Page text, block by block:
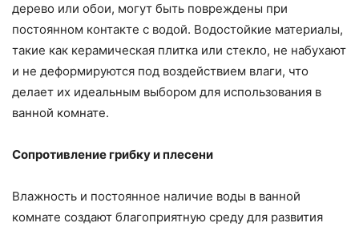
дерево или обои, могут быть повреждены при
постоянном контакте с водой. Водостойкие материалы,
такие как керамическая плитка или стекло, не набухают
и не деформируются под воздействием влаги, что
делает их идеальным выбором для использования в
ванной комнате.
Сопротивление грибку и плесени
Влажность и постоянное наличие воды в ванной
комнате создают благоприятную среду для развития